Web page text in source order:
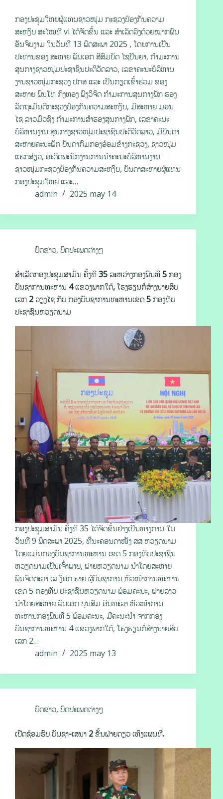
ກອງປະຊຸມໃຫຍ່ຜູ້ແທນຊາວໜຸ່ມ ກະຊວງປ້ອງກັນຄວາມ
ສະຫງົບ ສະໄໝທີ vi ໄດ້ຈັດຂຶ້ນ ແລະ ສຳເລັດລົງດ້ວຍໝາກຜົນ
ອັນຈົບງາມ ໃນວັນທີ 13 ພຶດສະພາ 2025 , ໂດຍການເປັນ
ປະທານຂອງ ສະຫາຍ ພັນເອກ ສີສົມບັດ ໄຊປັນຍາ, ກຳມະການ
ສູນກາງຊາວໜຸ່ມປະຊາຊົນປະຕິວັດລາວ, ເລຂາຄະນະບໍລິຫານ
ງານຊາວໜຸ່ມກະຊວງ ປກສ ແລະ ເປັນກຽດເຂົ້າຮ່ວມ ຂອງ
ສະຫາຍ ພົນໂທ ກົງທອງ ພົງວິຈິດ ກຳມະການສູນກາງພັກ ຮອງ
ລັດຖະມົນຕີກະຊວງປ້ອງກັນຄວາມສະຫງົບ, ມີສະຫາຍ ມອນ
ໄຊ ລາວມົວຊົງ ກຳມະການສໍາຮອງສູນກາງພັກ, ເລຂາຄະນະ
ບໍລິຫານງານ ສູນກາງຊາວໜຸ່ມປະຊາຊົນປະຕິວັດລາວ, ມີບັນດາ
ສະຫາຍຄະນະພັກ ບັນດາກົມກອງອ້ອມຂ້າງກະຊວງ, ຊາວໜຸ່ມ
ແຮກສ່ຽວ, ອະດີດພະນັກງານການນໍາຄະນະບໍລິຫານງານ
ຊາວໜຸ່ມກະຊວງປ້ອງກັນຄວາມສະຫງົບ, ບັນດາສະຫາຍຜູ້ແທນ
ກອງປະຊຸມໃຫຍ່ ແລະ…
admin
2025 may 14
ບົດຂ່າວ, ບົດປະເພດຕ່າງໆ
ສຳເລັດກອງປະຊຸມສາມັນ ຄັ້ງທີ 35 ລະຫວ່າງກອງພົນທີ 5 ກອງ
ບັນຊາການທະຫານ 4 ແຂວງພາກໃຕ້, ໂຮງຮຽນກໍ່ສ້າງນາຍສິບ
ເລກ 2 ວຽງໄຊ ກັບ ກອງບັນຊາການທະຫານເຂດ 5 ກອງທັບ
ປະຊາຊົນຫວຽດນາມ
ກອງປະຊຸມສາມັນ ຄັ້ງທີ 35 ໄດ້ຈັດຂຶ້ນຢ່າງເປັນທາງການ ໃນ
ວັນທີ 9 ພຶດສະພາ 2025, ທີ່ນະຄອນດາໜັງ ສສ ຫວຽດນາມ
ໂດຍແມ່ນກອງບັນຊາການທະຫານ ເຂດ 5 ກອງທັບປະຊາຊົນ
ຫວຽດນາມເປັນເຈົ້າພາບ, ຝ່າຍຫວຽດນາມ ນຳໂດຍສະຫາຍ
ພົນຈັດຕະວາ ເລ ງັອກ ຮາຍ ຜູ້ບັນຊາການ ຫົວໜ້າການທະຫານ
ເຂດ 5 ກອງທັບ ປະຊາຊົນຫວຽດນາມ ພ້ອມຄະນະ, ຝ່າຍລາວ
ນຳໂດຍສະຫາຍ ພັນເອກ ບຸນສົມ ອິນທະລາ ຫົວໜ້າການ
ທະຫານກອງພົນທີ 5 ພ້ອມຄະນະ, ມີຄະນະນຳ ຈາກກອງ
ບັນຊາການທະຫານ 4 ແຂວງພາກໃຕ້, ໂຮງຮຽນກໍ່ສ້າງນາຍສິບ
ເລກ 2…
admin
2025 may 13
ບົດຂ່າວ, ບົດປະເພດຕ່າງໆ
ເປີດຊ້ອມຮົບ ບັນຊາ-ເສນາ 2 ຂັ້ນຝ່າຍດຽວ ເທິງແຜນທີ່.